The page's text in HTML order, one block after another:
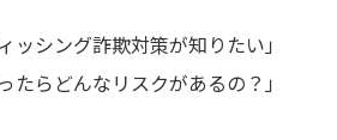
ッシング詐欺対策が知りたい」
たらどんなリスクがあるの？」